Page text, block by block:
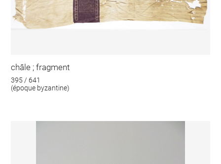
châle ; fragment
395 / 641
(époque byzantine)